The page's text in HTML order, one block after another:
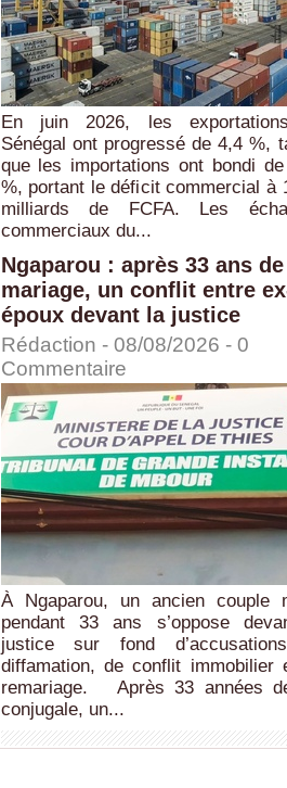
En juin 2026, les
Sénégal ont progressé de 4,4 %,
que les importations ont bondi
%, portant le déficit commercial à
milliards de FCFA. Les
commerciaux du...
Ngaparou : après 33 ans de
mariage, un conflit entre
époux devant la justice
Rédaction - 08/08/2026 - 0
Commentaire
À Ngaparou, un ancien couple
pendant 33 ans s’oppose
justice sur fond
diffamation, de conflit immobilier
remariage. Après 33 années
conjugale, un...